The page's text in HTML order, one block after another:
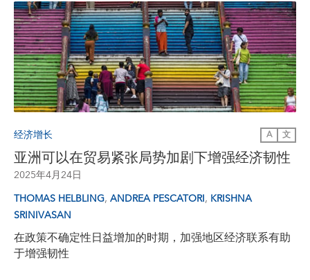
经济增长 A 文
亚洲可以在贸易紧张局势加剧下增强经济韧性
2025年4月24日
THOMAS HELBLING, ANDREA PESCATORI, KRISHNA
SRINIVASAN
在政策不确定性日益增加的时期，加强地区经济联系有助
于增强韧性